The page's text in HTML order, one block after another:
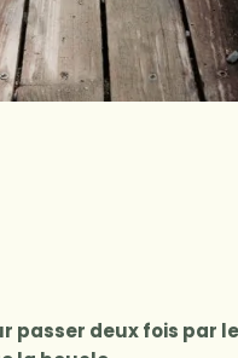
passer deux fois par